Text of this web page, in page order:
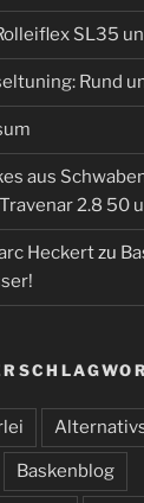
SL35
Rund
aus
2.8 50
Heckertzu
Baskenblog